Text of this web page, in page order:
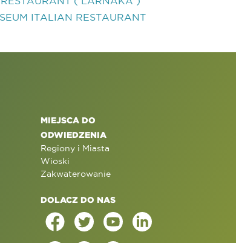
ITALIAN RESTAURANT
MIEJSCA DO
ODWIEDZENIA
Regiony i Miasta
Wioski
Zakwaterowanie
DOLACZ DO NAS